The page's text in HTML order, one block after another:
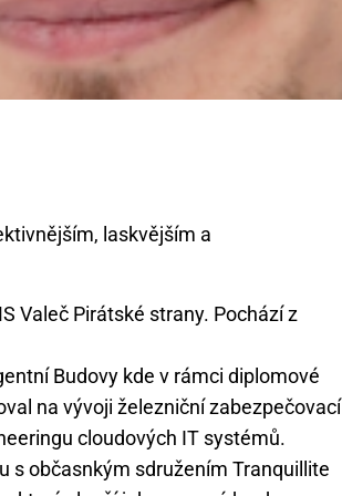
laskvějším a
Valeč Pirátské strany. Pochází z
Budovy kde v rámci diplomové
na vývoji železniční zabezpečovací
cloudových IT systémů.
s občasnkým sdružením Tranquillite